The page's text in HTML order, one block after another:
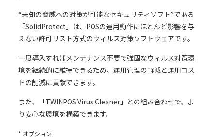
“未知の脅威への対策が可能なセキュリティソフト”である
「SolidProtect」は、POSの運用動作にほとんど影響を与
えない許可リスト方式のウィルス対策ソフトウェアです。
一度導入すればメンテナンス不要で強固なウィルス対策環
境を継続的に維持できるため、運用管理の軽減と運用コス
トの削減に貢献できます。
また、「TWINPOS Virus Cleaner」との組み合わせで、よ
り安心な環境を構築できます。
* オプション